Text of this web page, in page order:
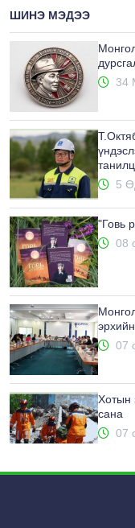
ШИНЭ МЭДЭЭ
34
5
"Говь
08
07
Хотын
сана
07